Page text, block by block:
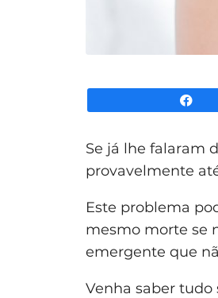
Se já lhe falaram
provavelmente
Este problema
mesmo morte se
emergente que
Venha saber tudo